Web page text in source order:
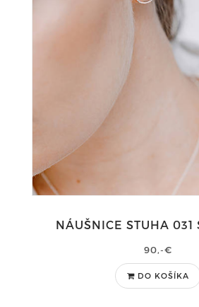
NÁUŠNICE STUHA 031
90,-€
DO KOŠÍKA